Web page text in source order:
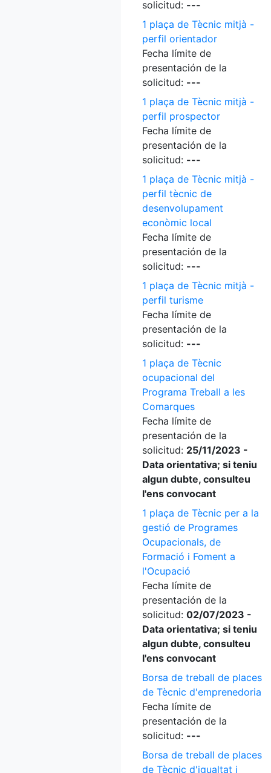
solicitud: ---
1 plaça de Tècnic mitjà -
perfil orientador
Fecha límite de
presentación de la
solicitud: ---
1 plaça de Tècnic mitjà -
perfil prospector
Fecha límite de
presentación de la
solicitud: ---
1 plaça de Tècnic mitjà -
perfil tècnic de
desenvolupament
econòmic local
Fecha límite de
presentación de la
solicitud: ---
1 plaça de Tècnic mitjà -
perfil turisme
Fecha límite de
presentación de la
solicitud: ---
1 plaça de Tècnic
ocupacional del
Programa Treball a les
Comarques
Fecha límite de
presentación de la
solicitud: 25/11/2023 -
Data orientativa; si teniu
algun dubte, consulteu
l'ens convocant
1 plaça de Tècnic per a la
gestió de Programes
Ocupacionals, de
Formació i Foment a
l'Ocupació
Fecha límite de
presentación de la
solicitud: 02/07/2023 -
Data orientativa; si teniu
algun dubte, consulteu
l'ens convocant
Borsa de treball de places
de Tècnic d'emprenedoria
Fecha límite de
presentación de la
solicitud: ---
Borsa de treball de places
de Tècnic d'igualtat i